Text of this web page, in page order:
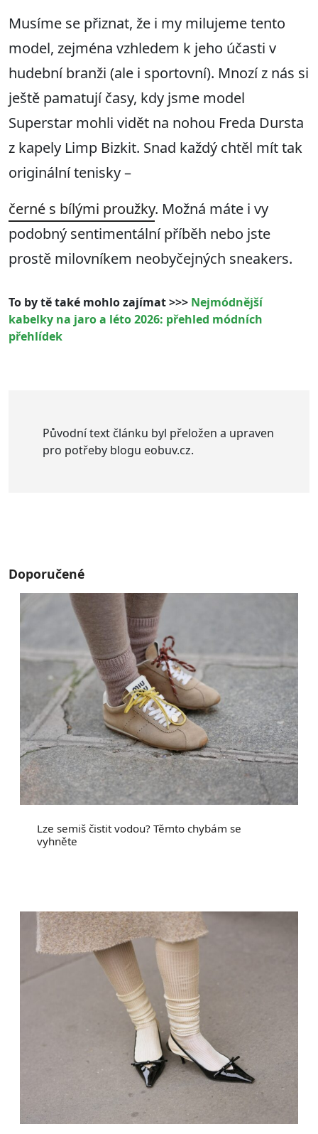
Musíme se přiznat, že i my milujeme tento
model, zejména vzhledem k jeho účasti v
hudební branži (ale i sportovní). Mnozí z nás si
ještě pamatují časy, kdy jsme model
Superstar mohli vidět na nohou Freda Dursta
z kapely Limp Bizkit. Snad každý chtěl mít tak
originální tenisky –
černé s bílými proužky. Možná máte i vy
podobný sentimentální příběh nebo jste
prostě milovníkem neobyčejných sneakers.
To by tě také mohlo zajímat >>> Nejmódnější
kabelky na jaro a léto 2026: přehled módních
přehlídek
Původní text článku byl přeložen a upraven
pro potřeby blogu eobuv.cz.
Doporučené
Lze semiš čistit vodou? Těmto chybám se
vyhněte